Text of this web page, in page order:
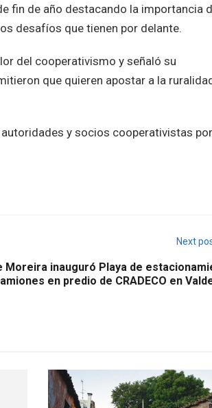
fin de año destacando la importancia
desafíos que tienen por delante.
del cooperativismo y señaló su
que quieren apostar a la
y socios cooperativistas
Next
Moreira inauguró Playa de
en predio de CRADECO en